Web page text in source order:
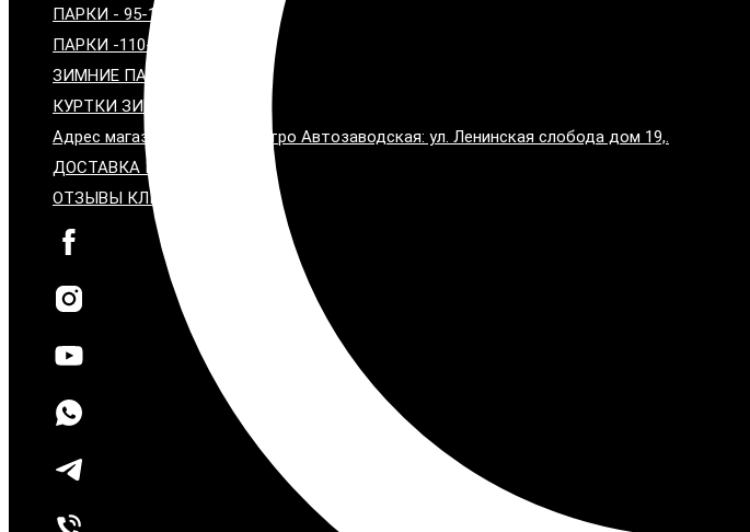
ПАРКИ - 95-100 СМ
ПАРКИ -110-115 СМ
ЗИМНИЕ ПАЛЬТО С МЕХОМ
КУРТКИ ЗИМНИЕ С МЕХОМ
Адрес магазина: Москва, метро Автозаводская: ул. Ленинская слобода дом 19,.
ДОСТАВКА И ОПЛАТА
ОТЗЫВЫ КЛИЕНТОВ